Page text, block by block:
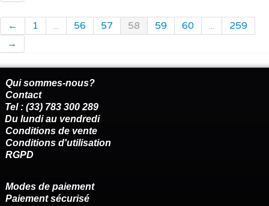
← 1 ... 56 57 58 59 60 ...
259
→
Qui sommes-nous?
Contact
Tel : (33) 783 300 289
Du lundi au vendredi
Conditions de vente
Conditions d'utilisation
RGPD
Modes de paiement
Paiement sécurisé